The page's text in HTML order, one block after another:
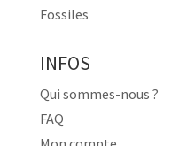
Fossiles
INFOS
Qui sommes-nous ?
FAQ